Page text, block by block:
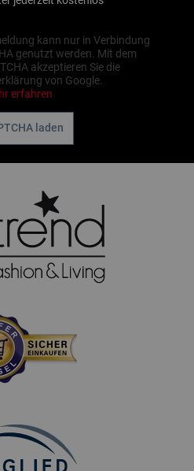
kann nur in Verbindung
genutzt werden. Mit dem
akzeptieren Sie die
von Google.
erfahren
laden